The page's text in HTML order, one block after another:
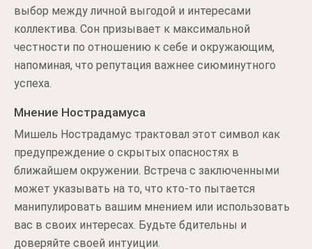
выбор между личной выгодой и интересами
коллектива. Сон призывает к максимальной
честности по отношению к себе и окружающим,
напоминая, что репутация важнее сиюминутного
успеха.
Мнение Нострадамуса
Мишель Нострадамус трактовал этот символ как
предупреждение о скрытых опасностях в
ближайшем окружении. Встреча с заключенными
может указывать на то, что кто-то пытается
манипулировать вашим мнением или использовать
вас в своих интересах. Будьте бдительны и
доверяйте своей интуиции.